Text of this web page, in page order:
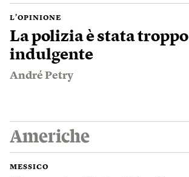
L’OPINIONE
La polizia è stata troppo
indulgente
André Petry
Americhe
MESSICO